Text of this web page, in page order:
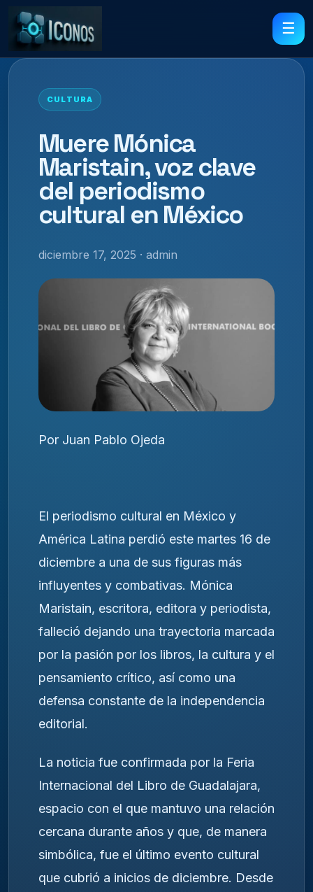
☰
CULTURA
Muere Mónica
Maristain, voz clave
del periodismo
cultural en México
diciembre 17, 2025 · admin
Por Juan Pablo Ojeda
El periodismo cultural en México y
América Latina perdió este martes 16 de
diciembre a una de sus figuras más
influyentes y combativas. Mónica
Maristain, escritora, editora y periodista,
falleció dejando una trayectoria marcada
por la pasión por los libros, la cultura y el
pensamiento crítico, así como una
defensa constante de la independencia
editorial.
La noticia fue confirmada por la Feria
Internacional del Libro de Guadalajara,
espacio con el que mantuvo una relación
cercana durante años y que, de manera
simbólica, fue el último evento cultural
que cubrió a inicios de diciembre. Desde